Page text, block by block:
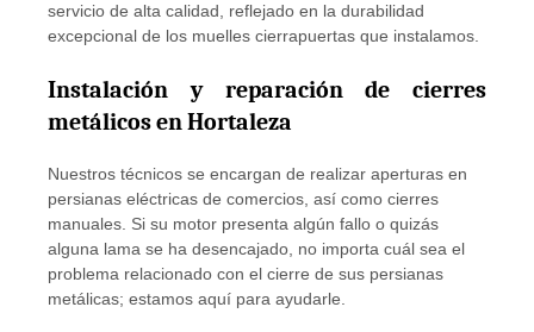
servicio de alta calidad, reflejado en la durabilidad
excepcional de los muelles cierrapuertas que instalamos.
Instalación y reparación de cierres
metálicos en Hortaleza
Nuestros técnicos se encargan de realizar aperturas en
persianas eléctricas de comercios, así como cierres
manuales. Si su motor presenta algún fallo o quizás
alguna lama se ha desencajado, no importa cuál sea el
problema relacionado con el cierre de sus persianas
metálicas; estamos aquí para ayudarle.